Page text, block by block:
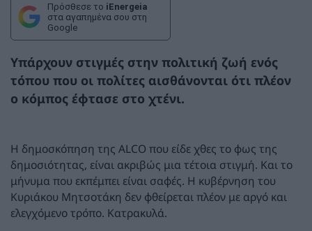
Πρόσθεσε το iEnergeia
στα αγαπημένα σου στη
Google
Υπάρχουν στιγμές στην πολιτική ζωή ενός
τόπου που οι πολίτες αισθάνονται ότι πλέον
ο κόμπος έφτασε στο χτένι.
Η δημοσκόπηση της ALCO που είδε χθες το φως της
δημοσιότητας, είναι ακριβώς μια τέτοια στιγμή. Και το
μήνυμα που εκπέμπει είναι σαφές. Η κυβέρνηση του
Κυριάκου Μητσοτάκη δεν φθείρεται πλέον με αργό και
ελεγχόμενο τρόπο. Κατρακυλά.